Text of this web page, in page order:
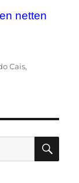
netten
Cais,